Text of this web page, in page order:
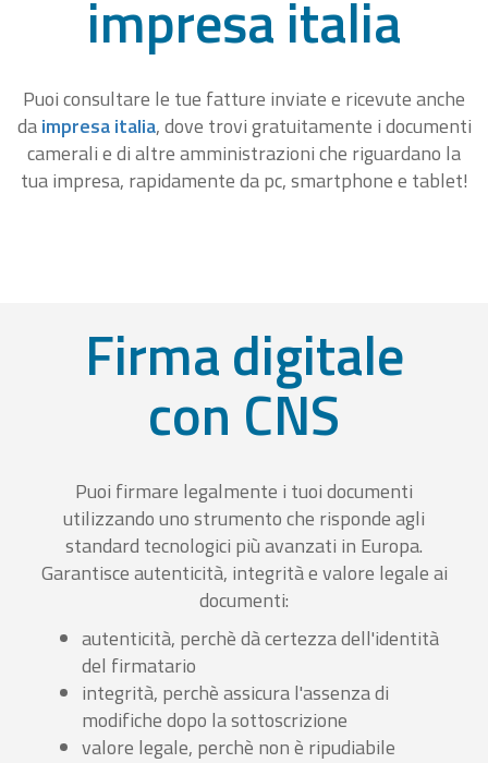
impresa italia
Puoi consultare le tue fatture inviate e ricevute anche
daimpresa italia, dove trovi gratuitamente i documenti
camerali e di altre amministrazioni che riguardano la
tua impresa, rapidamente da pc, smartphone e tablet!
Firma digitale
con CNS
Puoi firmare legalmente i tuoi documenti
utilizzando uno strumento che risponde agli
standard tecnologici più avanzati in Europa.
Garantisce autenticità, integrità e valore legale ai
documenti:
autenticità, perchè dà certezza dell'identità
del firmatario
integrità, perchè assicura l'assenza di
modifiche dopo la sottoscrizione
valore legale, perchè non è ripudiabile